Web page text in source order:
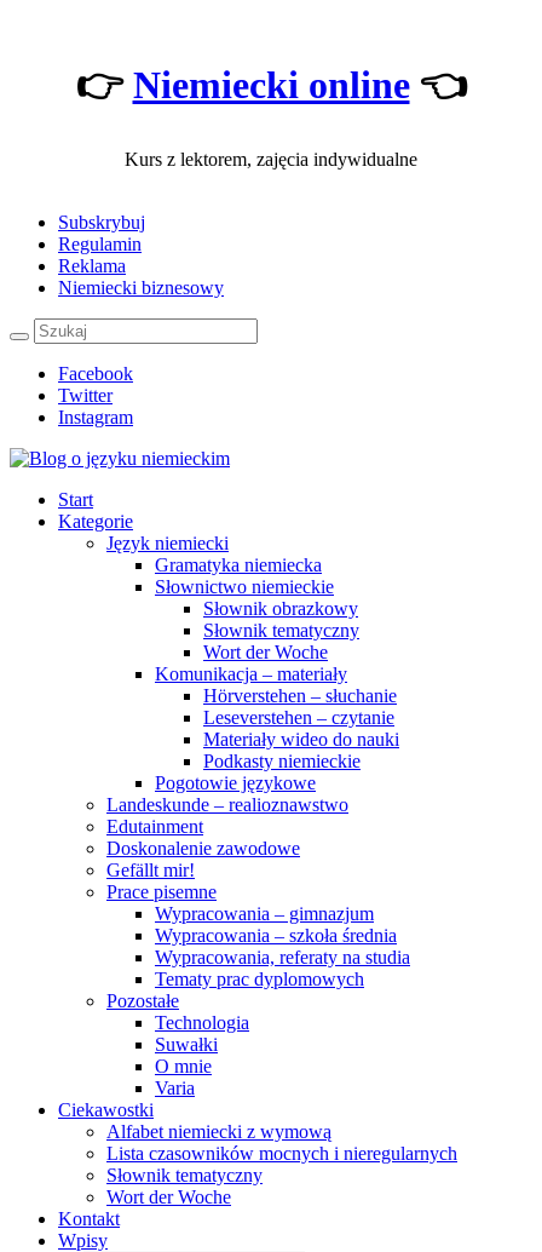
👉Niemiecki online👈
Kurs z lektorem, zajęcia indywidualne
Subskrybuj
Regulamin
Reklama
Niemiecki biznesowy
Facebook
Twitter
Instagram
Start
Kategorie
Język niemiecki
Gramatyka niemiecka
Słownictwo niemieckie
Słownik obrazkowy
Słownik tematyczny
Wort der Woche
Komunikacja – materiały
Hörverstehen – słuchanie
Leseverstehen – czytanie
Materiały wideo do nauki
Podkasty niemieckie
Pogotowie językowe
Landeskunde – realioznawstwo
Edutainment
Doskonalenie zawodowe
Gefällt mir!
Prace pisemne
Wypracowania – gimnazjum
Wypracowania – szkoła średnia
Wypracowania, referaty na studia
Tematy prac dyplomowych
Pozostałe
Technologia
Suwałki
O mnie
Varia
Ciekawostki
Alfabet niemiecki z wymową
Lista czasowników mocnych i nieregularnych
Słownik tematyczny
Wort der Woche
Kontakt
Wpisy